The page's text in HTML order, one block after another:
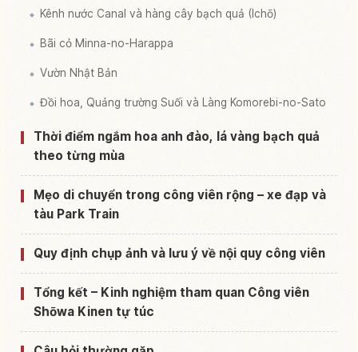
Kênh nước Canal và hàng cây bạch quả (Ichō)
Bãi cỏ Minna-no-Harappa
Vườn Nhật Bản
Đồi hoa, Quảng trường Suối và Làng Komorebi-no-Sato
Thời điểm ngắm hoa anh đào, lá vàng bạch quả
theo từng mùa
Mẹo di chuyển trong công viên rộng – xe đạp và
tàu Park Train
Quy định chụp ảnh và lưu ý về nội quy công viên
Tổng kết – Kinh nghiệm tham quan Công viên
Shōwa Kinen tự túc